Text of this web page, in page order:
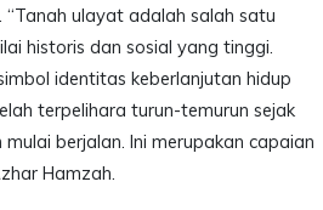
“Tanah ulayat adalah salah satu
historis dan sosial yang tinggi.
identitas keberlanjutan hidup
terpelihara turun-temurun sejak
berjalan. Ini merupakan capaian
Hamzah.